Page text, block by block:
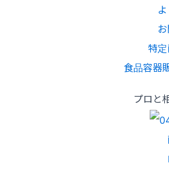
特
食品容器
プロと